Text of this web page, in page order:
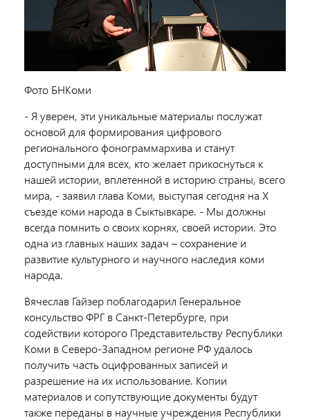
Фото БНКоми
- Я уверен, эти уникальные материалы послужат
основой для формирования цифрового
регионального фонограммархива и станут
доступными для всех, кто желает прикоснуться к
нашей истории, вплетенной в историю страны, всего
мира, - заявил глава Коми, выступая сегодня на X
съезде коми народа в Сыктывкаре. - Мы должны
всегда помнить о своих корнях, своей истории. Это
одна из главных наших задач – сохранение и
развитие культурного и научного наследия коми
народа.
Вячеслав Гайзер поблагодарил Генеральное
консульство ФРГ в Санкт-Петербурге, при
содействии которого Представительству Республики
Коми в Северо-Западном регионе РФ удалось
получить часть оцифрованных записей и
разрешение на их использование. Копии
материалов и сопутствующие документы будут
также переданы в научные учреждения Республики